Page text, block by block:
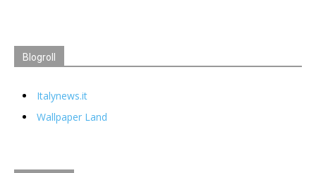
Blogroll
Italynews.it
Wallpaper Land